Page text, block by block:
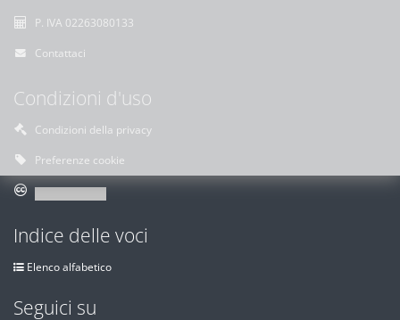
P. IVA 02263080133
Contattaci
Condizioni d'uso
Condizioni della privacy
Preferenze cookie
Indice delle voci
Elenco alfabetico
Seguici su